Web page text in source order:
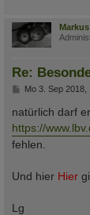
Markus
Re:
B
i
t
r
a
g
Mo 3. Sep 2018,
natürlich darf er
https://
fehlen.
Und hier Hier
Lg